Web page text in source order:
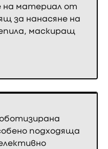
на материал от
за нанасяне на
маскиращ
подходяща